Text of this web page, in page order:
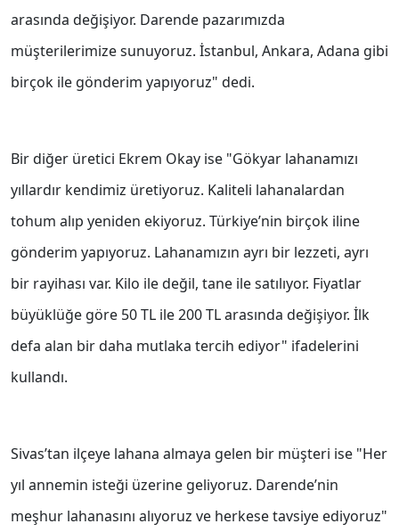
arasında değişiyor. Darende pazarımızda
müşterilerimize sunuyoruz. İstanbul, Ankara, Adana gibi
birçok ile gönderim yapıyoruz" dedi.
Bir diğer üretici Ekrem Okay ise "Gökyar lahanamızı
yıllardır kendimiz üretiyoruz. Kaliteli lahanalardan
tohum alıp yeniden ekiyoruz. Türkiye’nin birçok iline
gönderim yapıyoruz. Lahanamızın ayrı bir lezzeti, ayrı
bir rayihası var. Kilo ile değil, tane ile satılıyor. Fiyatlar
büyüklüğe göre 50 TL ile 200 TL arasında değişiyor. İlk
defa alan bir daha mutlaka tercih ediyor" ifadelerini
kullandı.
Sivas’tan ilçeye lahana almaya gelen bir müşteri ise "Her
yıl annemin isteği üzerine geliyoruz. Darende’nin
meşhur lahanasını alıyoruz ve herkese tavsiye ediyoruz"